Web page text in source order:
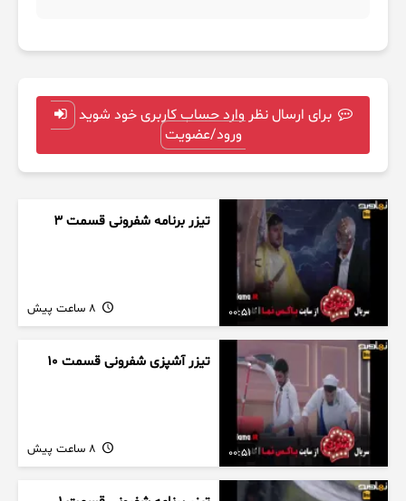
برای ارسال نظر وارد حساب کاربری خود شوید
ورود/عضویت
00:51
تیزر برنامه شفرونی قسمت ۳
00:51
تیزر آشپزی شفرونی قسمت ۱۰